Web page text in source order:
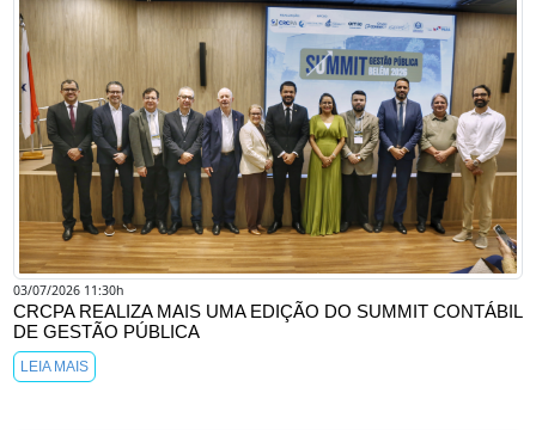
03/07/2026 11:30h
CRCPA REALIZA MAIS UMA EDIÇÃO DO SUMMIT CONTÁBIL
DE GESTÃO PÚBLICA
LEIA MAIS